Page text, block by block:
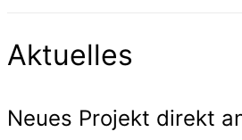
Aktuelles
Neues Projekt direkt